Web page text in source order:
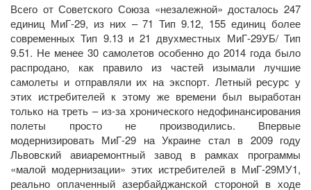
Всего от Советского Союза «незалежной» досталось 247
единиц МиГ-29, из них – 71 Тип 9.12, 155 единиц более
современных Тип 9.13 и 21 двухместных МиГ-29УБ/ Тип
9.51. Не менее 30 самолетов особенно до 2014 года было
распродано, как правило из частей изымали лучшие
самолеты и отправляли их на экспорт. Летный ресурс у
этих истребителей к этому же времени был выработан
только на треть – из-за хронического недофинансирования
полеты просто не производились. Впервые
модернизировать МиГ-29 на Украине стал в 2009 году
Львовский авиаремонтный завод в рамках программы
«малой модернизации» этих истребителей в МиГ-29МУ1,
реально оплаченный азербайджанской стороной в ходе